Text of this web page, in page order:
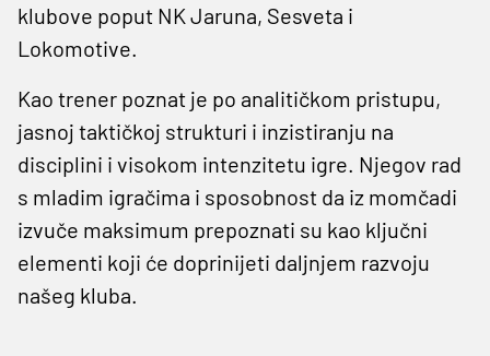
klubove poput NK Jaruna, Sesveta i
Lokomotive.
Kao trener poznat je po analitičkom pristupu,
jasnoj taktičkoj strukturi i inzistiranju na
disciplini i visokom intenzitetu igre. Njegov rad
s mladim igračima i sposobnost da iz momčadi
izvuče maksimum prepoznati su kao ključni
elementi koji će doprinijeti daljnjem razvoju
našeg kluba.